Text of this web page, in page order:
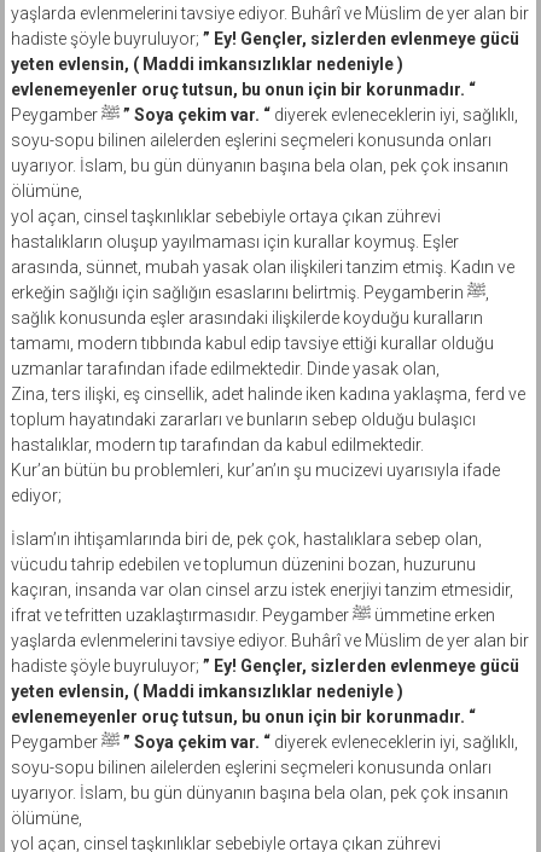
yaşlarda evlenmelerini tavsiye ediyor. Buhârî ve Müslim de yer alan bir
hadiste şöyle buyruluyor; ” Ey! Gençler, sizlerden evlenmeye gücü
yeten evlensin, ( Maddi imkansızlıklar nedeniyle )
evlenemeyenler oruç tutsun, bu onun için bir korunmadır. “
Peygamber ﷺ” Soya çekim var. “diyerek evleneceklerin iyi, sağlıklı,
soyu-sopu bilinen ailelerden eşlerini seçmeleri konusunda onları
uyarıyor. İslam, bu gün dünyanın başına bela olan, pek çok insanın
ölümüne,
yol açan, cinsel taşkınlıklar sebebiyle ortaya çıkan zührevi
hastalıkların oluşup yayılmaması için kurallar koymuş. Eşler
arasında, sünnet, mubah yasak olan ilişkileri tanzim etmiş. Kadın ve
erkeğin sağlığı için sağlığın esaslarını belirtmiş. Peygamberin ﷺ,
sağlık konusunda eşler arasındaki ilişkilerde koyduğu kuralların
tamamı, modern tıbbında kabul edip tavsiye ettiği kurallar olduğu
uzmanlar tarafından ifade edilmektedir. Dinde yasak olan,
Zina, ters ilişki, eş cinsellik, adet halinde iken kadına yaklaşma, ferd ve
toplum hayatındaki zararları ve bunların sebep olduğu bulaşıcı
hastalıklar, modern tıp tarafından da kabul edilmektedir.
Kur’an bütün bu problemleri, kur’an’ın şu mucizevi uyarısıyla ifade
ediyor;
İslam’ın ihtişamlarında biri de, pek çok, hastalıklara sebep olan,
vücudu tahrip edebilen ve toplumun düzenini bozan, huzurunu
kaçıran, insanda var olan cinsel arzu istek enerjiyi tanzim etmesidir,
ifrat ve tefritten uzaklaştırmasıdır. Peygamber ﷺ ümmetine erken
yaşlarda evlenmelerini tavsiye ediyor. Buhârî ve Müslim de yer alan bir
hadiste şöyle buyruluyor; ” Ey! Gençler, sizlerden evlenmeye gücü
yeten evlensin, ( Maddi imkansızlıklar nedeniyle )
evlenemeyenler oruç tutsun, bu onun için bir korunmadır. “
Peygamber ﷺ” Soya çekim var. “diyerek evleneceklerin iyi, sağlıklı,
soyu-sopu bilinen ailelerden eşlerini seçmeleri konusunda onları
uyarıyor. İslam, bu gün dünyanın başına bela olan, pek çok insanın
ölümüne,
yol açan, cinsel taşkınlıklar sebebiyle ortaya çıkan zührevi